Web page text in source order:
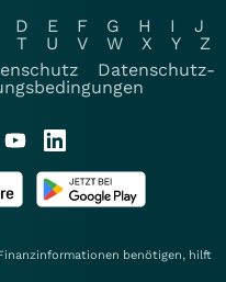
D E F G H I
J
T U V W X Y
Z
Datenschutz-
benötigen, hilft